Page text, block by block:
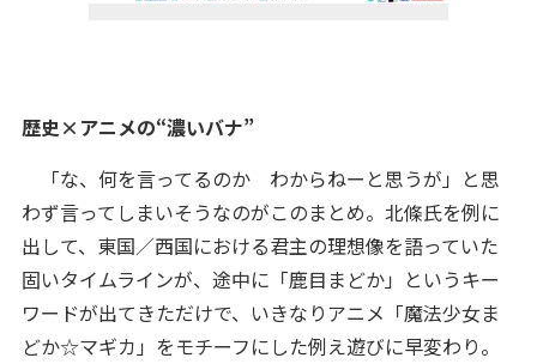
歴史×アニメの“濃いバナ”
「な、何を言ってるのか わからねーと思うが」と思
わず言ってしまいそうなのがこのまとめ。北條氏を例に
出して、東国／西国における君主の理想像を語っていた
固いタイムラインが、途中に「鹿目まどか」というキー
ワードが出てきただけで、いきなりアニメ「魔法少女ま
どか☆マギカ」をモチーフにした例え遊びに早変わり。